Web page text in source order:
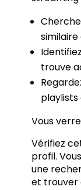
similaire
trouve
Vous
Vérifiez
profil.
une
et trouver